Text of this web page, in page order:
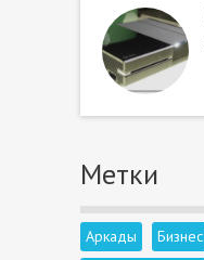
Метки
Аркады Бизнес